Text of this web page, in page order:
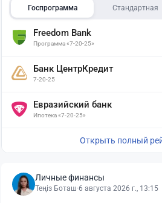
Госпрограмма Стандартная
Freedom Bank
Программа «7-20-25»
Банк ЦентрКредит
7-20-25
Евразийский банк
Ипотека «7-20-25»
Открыть полный
Личные финансы
Теңіз Боташ·6 августа 2026 г., 13:15